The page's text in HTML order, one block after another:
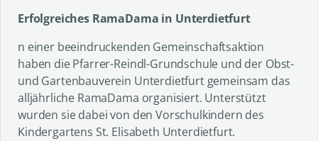
Erfolgreiches RamaDama in Unterdietfurt
n einer beeindruckenden Gemeinschaftsaktion
haben die Pfarrer-Reindl-Grundschule und der Obst-
und Gartenbauverein Unterdietfurt gemeinsam das
alljährliche RamaDama organisiert. Unterstützt
wurden sie dabei von den Vorschulkindern des
Kindergartens St. Elisabeth Unterdietfurt.